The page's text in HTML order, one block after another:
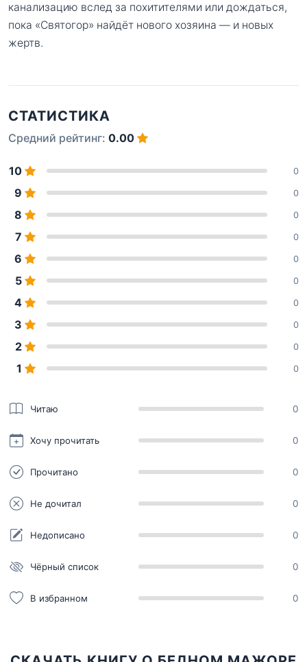
канализацию вслед за похитителями или дождаться,
пока «Святогор» найдёт нового хозяина — и новых
жертв.
СТАТИСТИКА
Средний рейтинг: 0.00
10 0
9 0
8 0
7 0
6 0
5 0
4 0
3 0
2 0
1 0
Читаю 0
Хочу прочитать 0
Прочитано 0
Не дочитал 0
Недописано 0
Чёрный список 0
В избранном 0